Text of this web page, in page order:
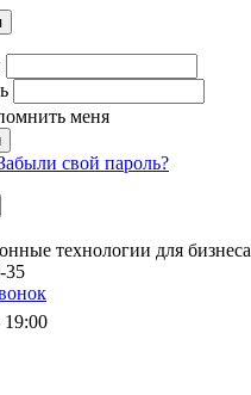
меня
свой пароль?
технологии для бизнеса
35
19:00